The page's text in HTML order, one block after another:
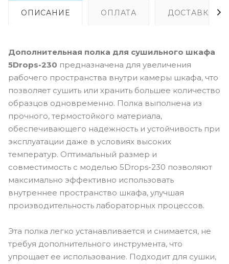
ОПИСАНИЕ ОПЛАТА ДОСТАВКА
Дополнительная полка для сушильного шкафа
5Drops-230 предназначена для увеличения
рабочего пространства внутри камеры шкафа, что
позволяет сушить или хранить большее количество
образцов одновременно. Полка выполнена из
прочного, термостойкого материала,
обеспечивающего надежность и устойчивость при
эксплуатации даже в условиях высоких
температур. Оптимальный размер и
совместимость с моделью 5Drops-230 позволяют
максимально эффективно использовать
внутреннее пространство шкафа, улучшая
производительность лабораторных процессов.
Эта полка легко устанавливается и снимается, не
требуя дополнительного инструмента, что
упрощает ее использование. Подходит для сушки,